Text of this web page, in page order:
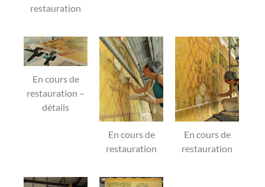
restauration
En cours de
restauration –
détails
En cours de
restauration
En cours de
restauration